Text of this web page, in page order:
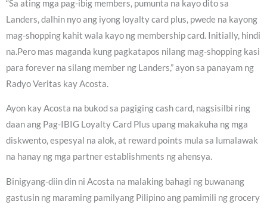
“Sa ating mga pag-ibig members, pumunta na kayo dito sa
Landers, dalhin nyo ang iyong loyalty card plus, pwede na kayong
mag-shopping kahit wala kayo ng membership card. Initially, hindi
na.Pero mas maganda kung pagkatapos nilang mag-shopping kasi
para forever na silang member ng Landers,” ayon sa panayam ng
Radyo Veritas kay Acosta.
Ayon kay Acosta na bukod sa pagiging cash card, nagsisilbi ring
daan ang Pag-IBIG Loyalty Card Plus upang makakuha ng mga
diskwento, espesyal na alok, at reward points mula sa lumalawak
na hanay ng mga partner establishments ng ahensya.
Binigyang-diin din ni Acosta na malaking bahagi ng buwanang
gastusin ng maraming pamilyang Pilipino ang pamimili ng grocery